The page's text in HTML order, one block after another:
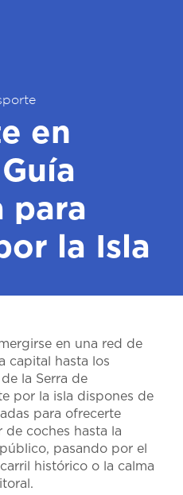
en
para
la Isla
en una red de
capital hasta los
la Serra de
por la isla dispones de
para ofrecerte
de coches hasta la
pasando por el
histórico o la calma